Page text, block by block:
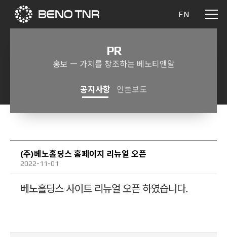
EN
PR
홍보 ㅡ 가치를 창조하는 베노티앤알
공지사항 언론보도
(주)베노홀딩스 홈페이지 리뉴얼 오픈
2022-11-01
베노홀딩스 사이트 리뉴얼 오픈 하였습니다.